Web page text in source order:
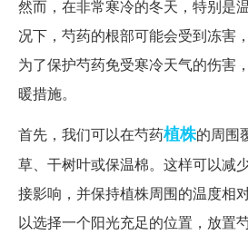
然而，在非常寒冷的冬天，特别是
况下，芍药的根部可能会受到冻害
为了保护芍药免受寒冷天气的伤害
暖措施。
首先，我们可以在芍药植株的周围
草、干树叶或保温棉。这样可以减
接影响，并保持植株周围的温度相
以选择一个阳光充足的位置，放置